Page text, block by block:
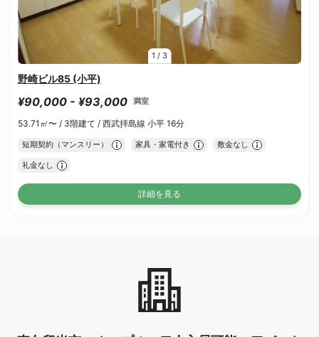
1 / 3
野崎ビル85 (小平)
¥90,000 - ¥93,000 満室
53.71㎡〜 / 3階建て / 西武拝島線 小平 16分
短期契約（マンスリー） 家具・家電付き 敷金なし
礼金なし
詳細を見る